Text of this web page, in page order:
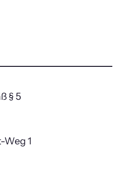
§ 5
1